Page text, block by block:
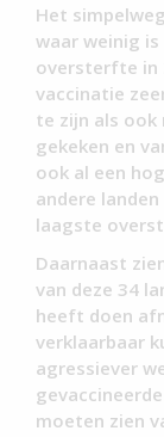
Het
waar weinig
oversterfte in
vaccinatie
te zijn als ook
gekeken en
ook al een
andere
laagste
Daarnaast
van deze 34
heeft doen
verklaarbaar
agressiever
moeten zien